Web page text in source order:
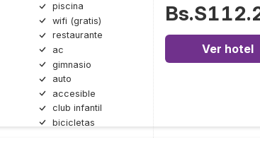
piscina
wifi (gratis)
restaurante
ac
gimnasio
auto
accesible
club infantil
bicicletas
Ver hotel